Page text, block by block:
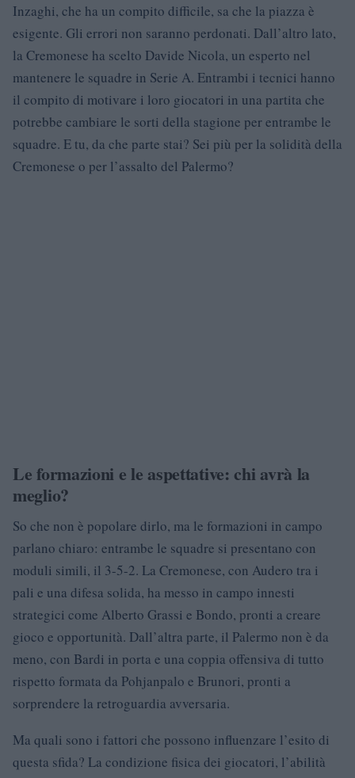
Inzaghi, che ha un compito difficile, sa che la piazza è
esigente. Gli errori non saranno perdonati. Dall’altro lato,
la Cremonese ha scelto Davide Nicola, un esperto nel
mantenere le squadre in Serie A. Entrambi i tecnici hanno
il compito di motivare i loro giocatori in una partita che
potrebbe cambiare le sorti della stagione per entrambe le
squadre. E tu, da che parte stai? Sei più per la solidità della
Cremonese o per l’assalto del Palermo?
Le formazioni e le aspettative: chi avrà la
meglio?
So che non è popolare dirlo, ma le formazioni in campo
parlano chiaro: entrambe le squadre si presentano con
moduli simili, il 3-5-2. La Cremonese, con Audero tra i
pali e una difesa solida, ha messo in campo innesti
strategici come Alberto Grassi e Bondo, pronti a creare
gioco e opportunità. Dall’altra parte, il Palermo non è da
meno, con Bardi in porta e una coppia offensiva di tutto
rispetto formata da Pohjanpalo e Brunori, pronti a
sorprendere la retroguardia avversaria.
Ma quali sono i fattori che possono influenzare l’esito di
questa sfida? La condizione fisica dei giocatori, l’abilità